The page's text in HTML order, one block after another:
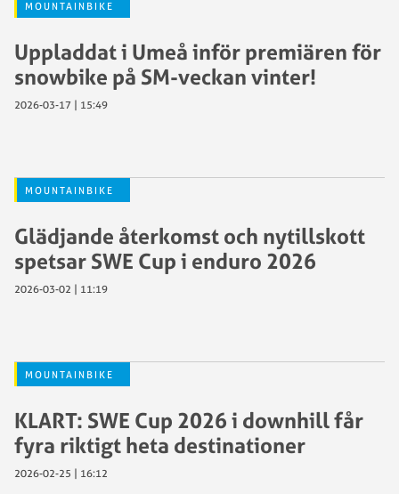
MOUNTAINBIKE
Uppladdat i Umeå inför premiären för
snowbike på SM-veckan vinter!
2026-03-17 | 15:49
MOUNTAINBIKE
Glädjande återkomst och nytillskott
spetsar SWE Cup i enduro 2026
2026-03-02 | 11:19
MOUNTAINBIKE
KLART: SWE Cup 2026 i downhill får
fyra riktigt heta destinationer
2026-02-25 | 16:12